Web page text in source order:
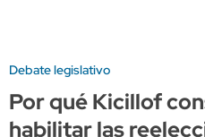
Debate legislativo
Por qué Kicillof
habilitar las